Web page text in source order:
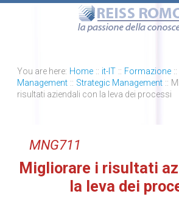
You are here: Home :: it-IT :: Formazione ::
Management :: Strategic Management ::
risultati aziendali con la leva dei processi
MNG711
Migliorare i risultati
la leva dei